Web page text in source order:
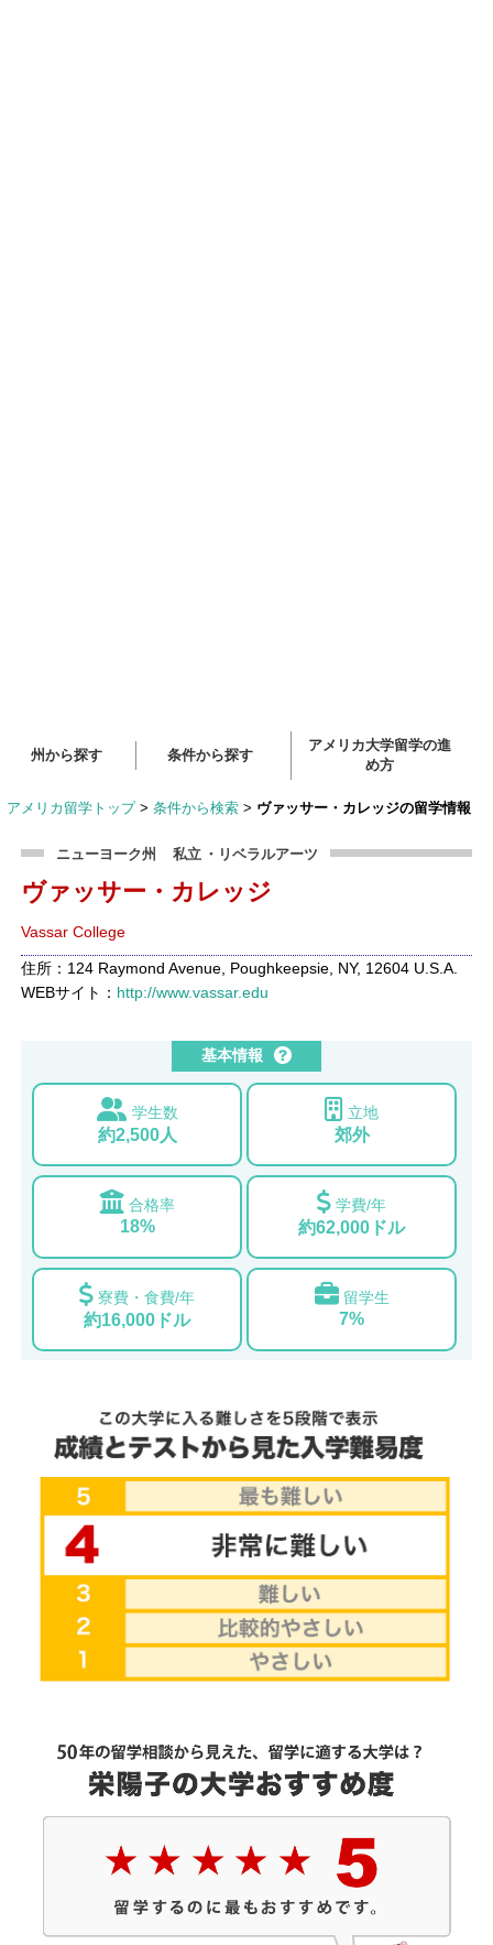
州から探す 条件から探す
アメリカ大学留学の進
め方
アメリカ留学トップ > 条件から検索 > ヴァッサー・カレッジの留学情報
ニューヨーク州 私立 ・リベラルアーツ
ヴァッサー・カレッジ
Vassar College
住所：124 Raymond Avenue, Poughkeepsie, NY, 12604 U.S.A.
WEBサイト： http://www.vassar.edu
基本情報
学生数
約2,500人
立地
郊外
合格率
18%
学費/年
約62,000ドル
寮費・食費/年
約16,000ドル
留学生
7%